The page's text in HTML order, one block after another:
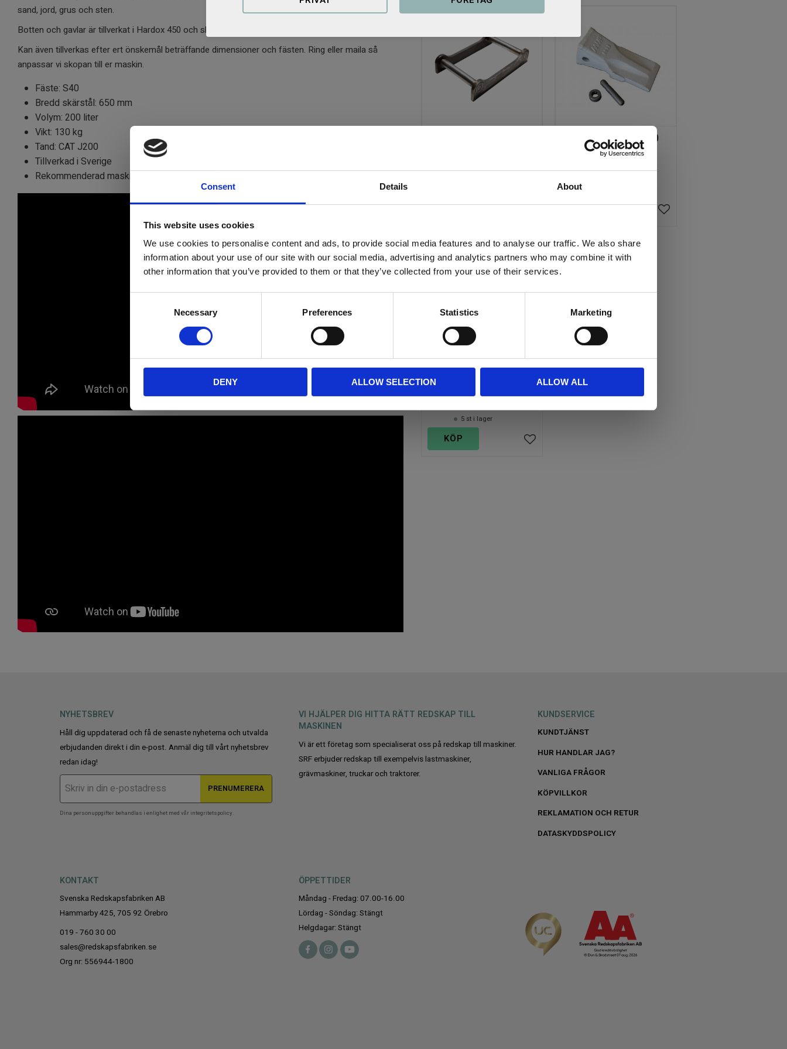
Consent Details About
This website uses cookies
We use cookies to personalise content and ads, to provide social media features and to analyse our traffic. We also share
information about your use of our site with our social media, advertising and analytics partners who may combine it with
other information that you’ve provided to them or that they’ve collected from your use of their services.
e
Necessary Preferences Statistics Marketing
DENY ALLOW SELECTION ALLOW ALL
sand, jord, grus och sten.
Botten och gavlar är tillverkat i Hardox 450 och skärstål i 500 HB.
Kan även tillverkas efter ert önskemål beträffande dimensioner och fästen. Ring eller maila så
anpassar vi skopan till er maskin.
Fäste: S40
Bredd skärstål: 650 mm
Volym: 200 liter
Vikt: 130 kg
Tand: CAT J200
Tillverkad i Sverige
Rekommenderad maskinvikt: 4 - 5 ton
849KR
KÖP
Cat tand SYL J200
Cat tand J200
189KR
Lägg till i favoriter
KÖP
Tandhållare 2"
199
Lägg till i favoriter
5 st i lager
KÖP
NYHETSBREV
Håll dig uppdaterad och få de senaste nyheterna och utvalda
erbjudanden direkt i din e-post. Anmäl dig till vårt nyhetsbrev
redan idag!
PRENUMERERA
Dina personuppgifter behandlas i enlighet med vår integritetspolicy.
VI HJÄLPER DIG HITTA RÄTT REDSKAP TILL
MASKINEN
Vi är ett företag som specialiserat oss på redskap till maskiner.
SRF erbjuder redskap till exempelvis lastmaskiner,
grävmaskiner, truckar och traktorer.
KUNDSERVICE
KUNDTJÄNST
HUR HANDLAR JAG?
VANLIGA FRÅGOR
KÖPVILLKOR
REKLAMATION OCH RETUR
DATASKYDDSPOLICY
KONTAKT
Svenska Redskapsfabriken AB
Hammarby 425, 705 92 Örebro
019 - 760 30 00
sales@redskapsfabriken.se
Org nr: 556944-1800
ÖPPETTIDER
Måndag - Fredag: 07.00-16.00
Lördag - Söndag: Stängt
Helgdagar: Stängt